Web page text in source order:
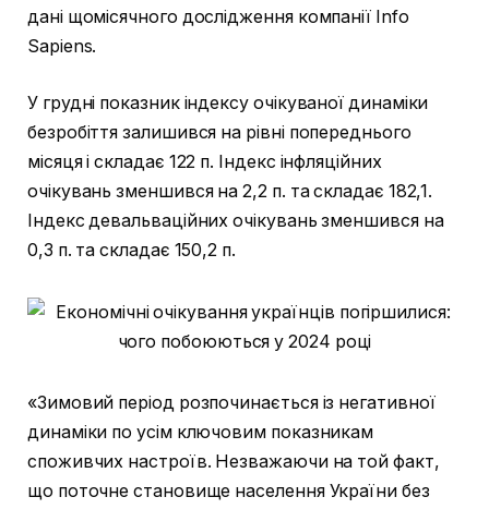
дані щомісячного дослідження компанії Info
Sapiens.
У грудні показник індексу очікуваної динаміки
безробіття залишився на рівні попереднього
місяця і складає 122 п. Індекс інфляційних
очікувань зменшився на 2,2 п. та складає 182,1.
Індекс девальваційних очікувань зменшився на
0,3 п. та складає 150,2 п.
«Зимовий період розпочинається із негативної
динаміки по усім ключовим показникам
споживчих настроїв. Незважаючи на той факт,
що поточне становище населення України без